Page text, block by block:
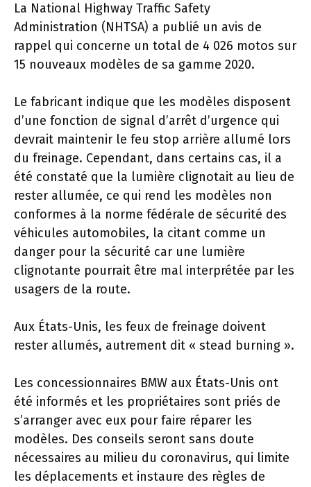
La National Highway Traffic Safety
Administration (NHTSA) a publié un avis de
rappel qui concerne un total de 4 026 motos sur
15 nouveaux modèles de sa gamme 2020.
Le fabricant indique que les modèles disposent
d’une fonction de signal d’arrêt d’urgence qui
devrait maintenir le feu stop arrière allumé lors
du freinage. Cependant, dans certains cas, il a
été constaté que la lumière clignotait au lieu de
rester allumée, ce qui rend les modèles non
conformes à la norme fédérale de sécurité des
véhicules automobiles, la citant comme un
danger pour la sécurité car une lumière
clignotante pourrait être mal interprétée par les
usagers de la route.
Aux États-Unis, les feux de freinage doivent
rester allumés, autrement dit « stead burning ».
Les concessionnaires BMW aux États-Unis ont
été informés et les propriétaires sont priés de
s’arranger avec eux pour faire réparer les
modèles. Des conseils seront sans doute
nécessaires au milieu du coronavirus, qui limite
les déplacements et instaure des règles de